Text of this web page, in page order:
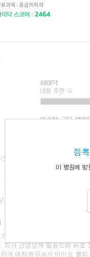
과목 : 응급의학과
이닥 스코어 : 2464